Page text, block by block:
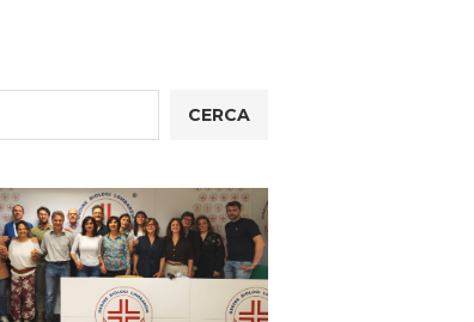
CERCA